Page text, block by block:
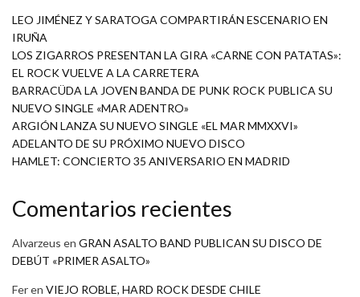
LEO JIMÉNEZ Y SARATOGA COMPARTIRÁN ESCENARIO EN
IRUÑA
LOS ZIGARROS PRESENTAN LA GIRA «CARNE CON PATATAS»:
EL ROCK VUELVE A LA CARRETERA
BARRACÜDA LA JOVEN BANDA DE PUNK ROCK PUBLICA SU
NUEVO SINGLE «MAR ADENTRO»
ARGIÓN LANZA SU NUEVO SINGLE «EL MAR MMXXVI»
ADELANTO DE SU PRÓXIMO NUEVO DISCO
HAMLET: CONCIERTO 35 ANIVERSARIO EN MADRID
Comentarios recientes
Alvarzeus en GRAN ASALTO BAND PUBLICAN SU DISCO DE
DEBÚT «PRIMER ASALTO»
Feren VIEJO ROBLE, HARD ROCK DESDE CHILE